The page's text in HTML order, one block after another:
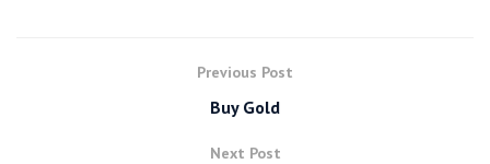
Previous Post
Buy Gold
Next Post